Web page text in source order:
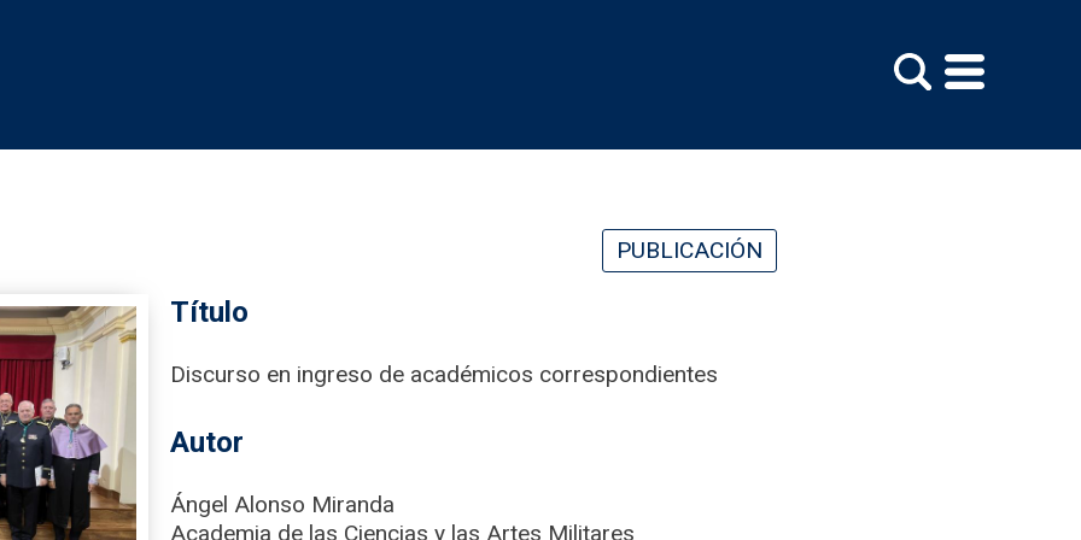
PUBLICACIÓN
Título
Discurso en ingreso de académicos correspondientes
Autor
Ángel Alonso Miranda
Academia de las Ciencias y las Artes Militares